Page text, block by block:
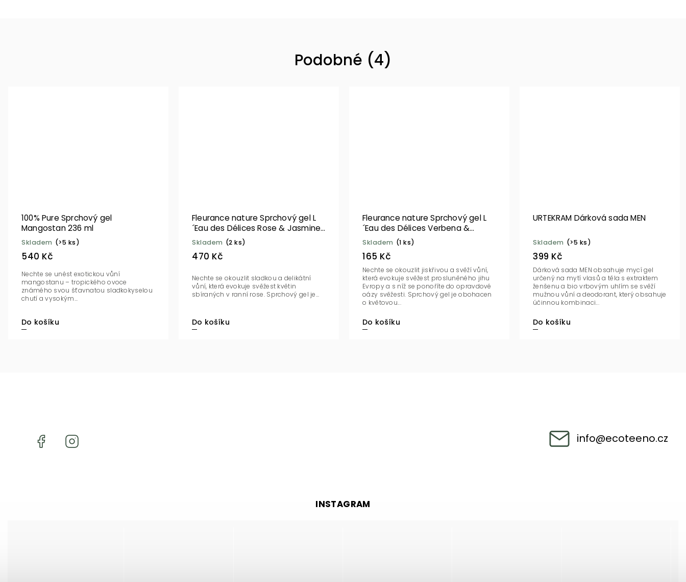
Podobné (4)
100% Pure Sprchový gel
Mangostan 236 ml
Skladem (>5 ks)
540 Kč
Do košíku
Nechte se unést exotickou vůní
mangostanu – tropického ovoce
známého svou šťavnatou sladkokyselou
chutí a vysokým...
Fleurance nature Sprchový gel L
´Eau des Délices Rose & Jasmine
500 ml BIO
Skladem (2 ks)
470 Kč
Do košíku
Nechte se okouzlit sladkou a delikátní
vůní, která evokuje svěžest květin
sbíraných v ranní rose. Sprchový gel je...
Fleurance nature Sprchový gel L
´Eau des Délices Verbena &
Bergamot BIO 200 ml
Skladem (1 ks)
165 Kč
Do košíku
Nechte se okouzlit jiskřivou a svěží vůní,
která evokuje svěžest prosluněného jihu
Evropy a s níž se ponoříte do opravdové
oázy svěžesti. Sprchový gel je obohacen
o květovou...
URTEKRAM Dárková sada MEN
Skladem (>5 ks)
399 Kč
Do košíku
Dárková sada MEN obsahuje mycí gel
určený na mytí vlasů a těla s extraktem
ženšenu a bio vrbovým uhlím se svěží
mužnou vůní a deodorant, který obsahuje
účinnou kombinaci...
info@ecoteeno.cz
INSTAGRAM